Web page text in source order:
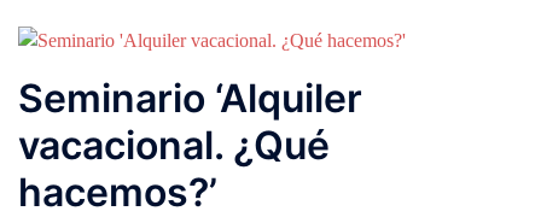
Seminario ‘Alquiler
vacacional. ¿Qué
hacemos?’